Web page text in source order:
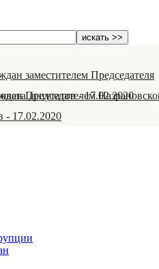
заместителем Председателя
депутатов-17.02.2020
Председателем
- 17.02.2020